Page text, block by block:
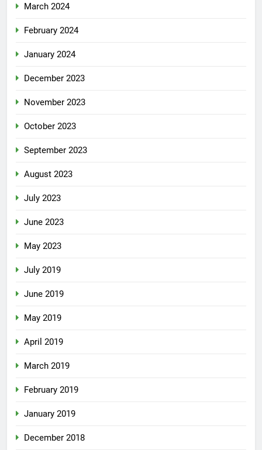
March 2024
February 2024
January 2024
December 2023
November 2023
October 2023
September 2023
August 2023
July 2023
June 2023
May 2023
July 2019
June 2019
May 2019
April 2019
March 2019
February 2019
January 2019
December 2018